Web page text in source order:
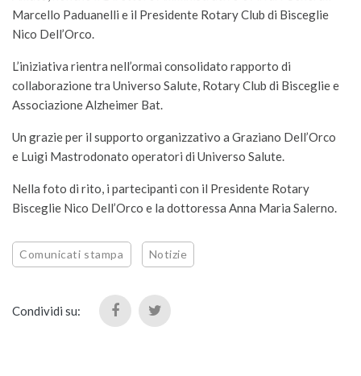
Marcello Paduanelli e il Presidente Rotary Club di Bisceglie
Nico Dell’Orco.
L’iniziativa rientra nell’ormai consolidato rapporto di
collaborazione tra Universo Salute, Rotary Club di Bisceglie e
Associazione Alzheimer Bat.
Un grazie per il supporto organizzativo a Graziano Dell’Orco
e Luigi Mastrodonato operatori di Universo Salute.
Nella foto di rito, i partecipanti con il Presidente Rotary
Bisceglie Nico Dell’Orco e la dottoressa Anna Maria Salerno.
Comunicati stampa Notizie
Condividi su: